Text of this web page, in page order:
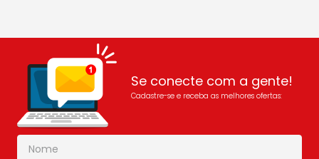
Se conecte com a gente!
Cadastre-se e receba as melhores ofertas: